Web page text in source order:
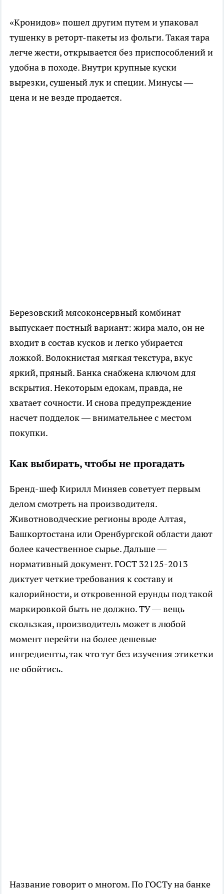
«Кронидов» пошел другим путем и упаковал
тушенку в реторт-пакеты из фольги. Такая тара
легче жести, открывается без приспособлений и
удобна в походе. Внутри крупные куски
вырезки, сушеный лук и специи. Минусы —
цена и не везде продается.
Березовский мясоконсервный комбинат
выпускает постный вариант: жира мало, он не
входит в состав кусков и легко убирается
ложкой. Волокнистая мягкая текстура, вкус
яркий, пряный. Банка снабжена ключом для
вскрытия. Некоторым едокам, правда, не
хватает сочности. И снова предупреждение
насчет подделок — внимательнее с местом
покупки.
Как выбирать, чтобы не прогадать
Бренд-шеф Кирилл Миняев советует первым
делом смотреть на производителя.
Животноводческие регионы вроде Алтая,
Башкортостана или Оренбургской области дают
более качественное сырье. Дальше —
нормативный документ. ГОСТ 32125-2013
диктует четкие требования к составу и
калорийности, и откровенной ерунды под такой
маркировкой быть не должно. ТУ — вещь
скользкая, производитель может в любой
момент перейти на более дешевые
ингредиенты, так что тут без изучения этикетки
не обойтись.
Название говорит о многом. По ГОСТу на банке